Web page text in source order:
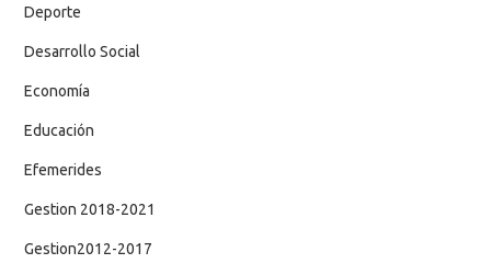
Deporte
Desarrollo Social
Economía
Educación
Efemerides
Gestion 2018-2021
Gestion2012-2017